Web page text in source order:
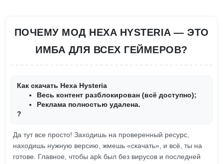
ПОЧЕМУ МОД HEXA HYSTERIA — ЭТО
ИМБА ДЛЯ ВСЕХ ГЕЙМЕРОВ?
Как скачать Hexa Hysteria
Весь контент разблокирован (всё доступно);
Реклама полностью удалена.
?
Да тут все просто! Заходишь на проверенный ресурс,
находишь нужную версию, жмешь «скачать», и всё, ты на
готове. Главное, чтобы apk был без вирусов и последней